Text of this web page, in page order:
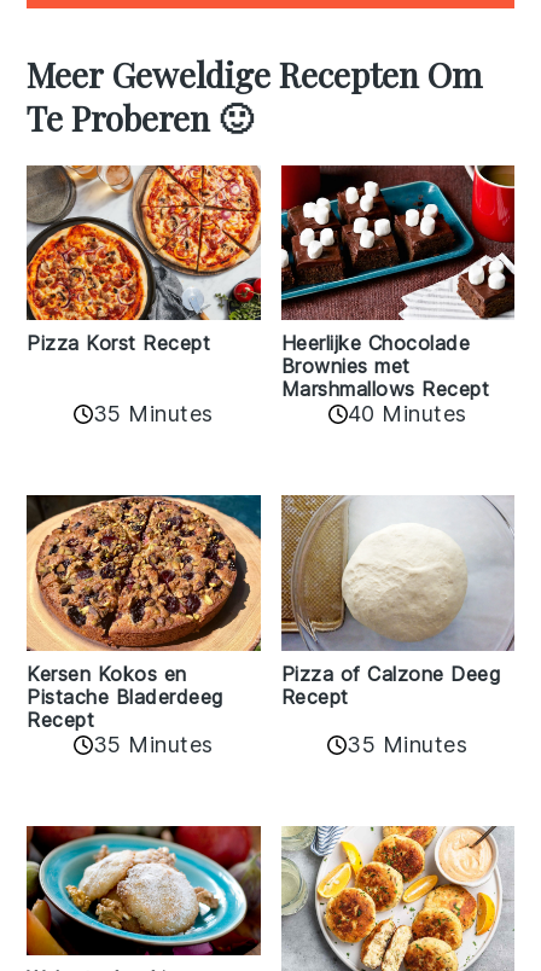
Meer Geweldige Recepten Om
Te Proberen 🙂
Pizza Korst Recept
35 Minutes
Heerlijke Chocolade
Brownies met
Marshmallows Recept
40 Minutes
Kersen Kokos en
Pistache Bladerdeeg
Recept
35 Minutes
Pizza of Calzone Deeg
Recept
35 Minutes